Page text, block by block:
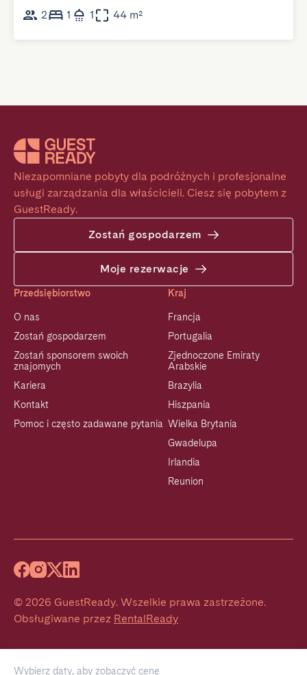
Wybierz daty, aby zobaczyć cenę
2
1 1 44 m²
Niezapomniane pobyty dla podróżnych i profesjonalne
usługi zarządzania dla właścicieli. Ciesz się pobytem z
GuestReady.
Zostań gospodarzem
Moje rezerwacje
Przedsiębiorstwo
O nas
Zostań gospodarzem
Zostań sponsorem swoich
znajomych
Kariera
Kontakt
Pomoc i często zadawane pytania
Kraj
Francja
Portugalia
Zjednoczone Emiraty
Arabskie
Brazylia
Hiszpania
Wielka Brytania
Gwadelupa
Irlandia
Reunion
© 2026 GuestReady. Wszelkie prawa zastrzeżone.
Obsługiwane przez RentalReady